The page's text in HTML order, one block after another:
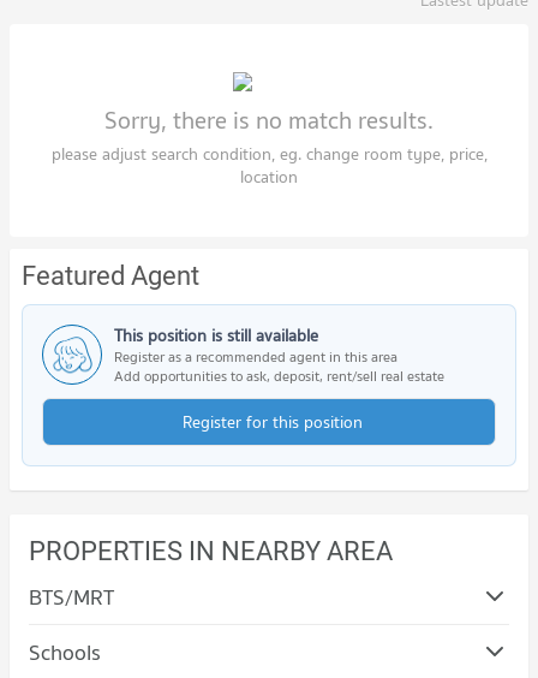
Sorry, there is no match results.
please adjust search condition, eg. change room type, price,
location
Featured Agent
This position is still available
Register as a recommended agent in this area
Add opportunities to ask, deposit, rent/sell real estate
Register for this position
PROPERTIES IN NEARBY AREA
BTS/MRT
Schools